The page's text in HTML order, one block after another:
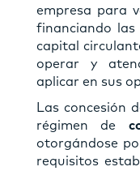
empresa para
financiando las
capital
operar y
aplicar en sus
Las concesión
régimen de
otorgándose
requisitos